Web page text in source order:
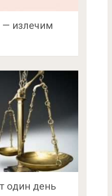
— излечим
один день